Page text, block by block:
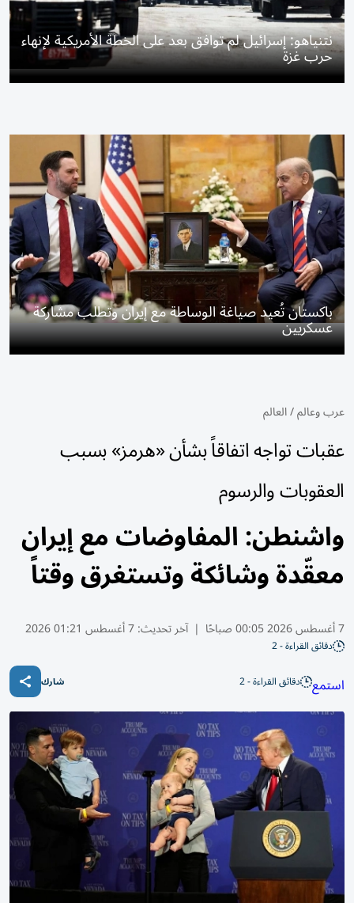
نتنياهو: إسرائيل لم توافق بعد على الخطة الأمريكية لإنهاء
حرب غزة
باكستان تُعيد صياغة الوساطة مع إيران وتطلب مشاركة
عسكريين
عرب وعالم/العالم
عقبات تواجه اتفاقاً بشأن «هرمز» بسبب
العقوبات والرسوم
واشنطن: المفاوضات مع إيران
معقّدة وشائكة وتستغرق وقتاً
7 أغسطس 2026 00:05 صباحًا | آخر تحديث:7 أغسطس 01:21 2026
دقائق القراءة - 2
استمع دقائق القراءة - 2 شارك